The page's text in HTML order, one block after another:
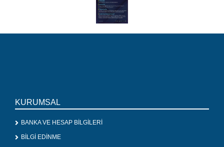
KURUMSAL
BANKA VE HESAP BİLGİLERİ
BİLGİ EDİNME